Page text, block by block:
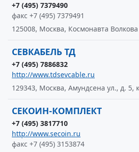
+7 (495) 7379490
факс +7 (495) 7379491
125008, Москва, Космонавта
СЕВКАБЕЛЬ ТД
+7 (495) 7886832
http://www.tdsevcable.ru
129343, Москва, Амундсена ул., д. 5,
СЕКОИН-КОМПЛЕКТ
+7 (495) 3817710
http://www.secoin.ru
факс +7 (495) 3153874